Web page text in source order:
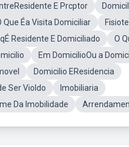
E Prcptor
Que Éa Visita Domiciliar
Residente E Domiciliado
O
Em DomicilioOu a
Domicilio EResidencia
Ser Violdo
Imobiliaria
Da Imobilidade